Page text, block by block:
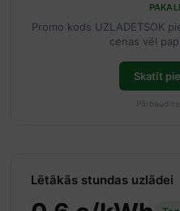
Promo kods UZLADETSOK
cenas vēl
Skatīt
Lētākās stundas uzlādei